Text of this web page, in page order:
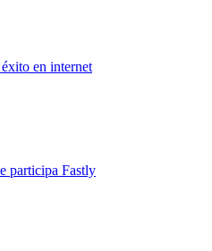
en internet
participa Fastly